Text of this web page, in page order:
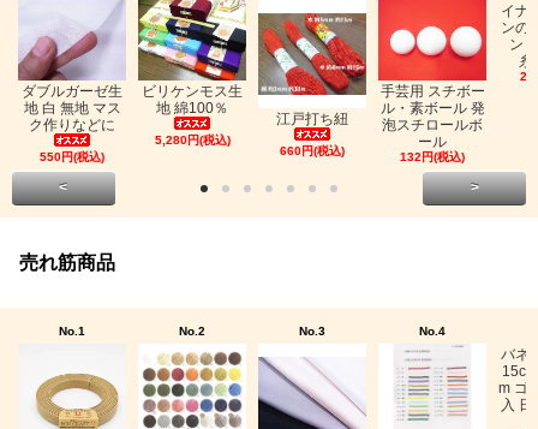
ダブルガーゼ生
地 白 無地 マス
ク作りなどに
550円(税込)
ビリケンモス生
地 綿100％
5,280円(税込)
江戸打ち紐
660円(税込)
手芸用 スチボー
ル・素ボール 発
泡スチロールボ
ール
132円(税込)
イナ
ンの
ン
糸
< >
売れ筋商品
No.1 No.2 No.3 No.4
バネ
m ゴ
入